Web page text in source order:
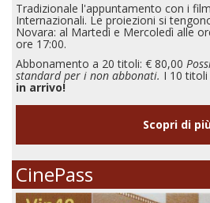
Tradizionale l'appuntamento con i
Internazionali. Le proiezioni si
Novara: al Martedì e Mercoledì alle
ore 17:00.
Abbonamento a 20 titoli: € 80,00
standard per i non abbonati. I 10 titoli
in arrivo!
Scopri di
CinePass